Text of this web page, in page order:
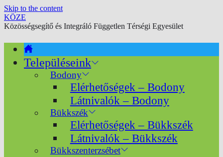
Skip to the content
KÖZE
Közösségsegítő és Integráló Független Térségi Egyesület
Településeink
Bodony
Elérhetőségek – Bodony
Látnivalók – Bodony
Bükkszék
Elérhetőségek – Bükkszék
Látnivalók – Bükkszék
Bükkszenterzsébet